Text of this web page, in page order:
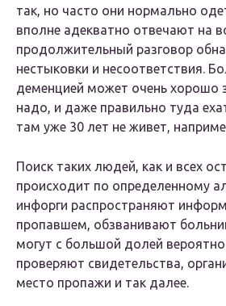
так, но часто они нормально
вполне адекватно отвечают на
продолжительный разговор
нестыковки и несоответствия.
деменцией может очень хорошо
надо, и даже правильно туда
там уже 30 лет не живет,
Поиск таких людей, как и всех
происходит по определенному
инфорги распространяют
пропавшем, обзванивают
могут с большой долей
проверяют свидетельства,
место пропажи и так далее.